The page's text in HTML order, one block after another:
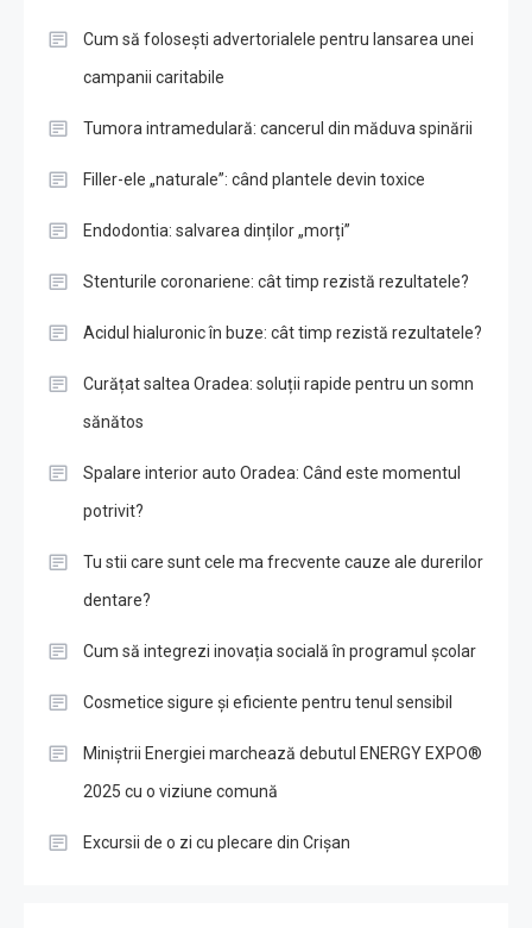
Cum să folosești advertorialele pentru lansarea unei
campanii caritabile
Tumora intramedulară: cancerul din măduva spinării
Filler-ele „naturale”: când plantele devin toxice
Endodontia: salvarea dinților „morți”
Stenturile coronariene: cât timp rezistă rezultatele?
Acidul hialuronic în buze: cât timp rezistă rezultatele?
Curățat saltea Oradea: soluții rapide pentru un somn
sănătos
Spalare interior auto Oradea: Când este momentul
potrivit?
Tu stii care sunt cele ma frecvente cauze ale durerilor
dentare?
Cum să integrezi inovația socială în programul școlar
Cosmetice sigure și eficiente pentru tenul sensibil
Miniștrii Energiei marchează debutul ENERGY EXPO®
2025 cu o viziune comună
Excursii de o zi cu plecare din Crișan